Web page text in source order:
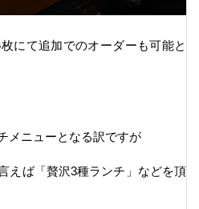
にて追加でのオーダーも可能と
メニューとなる訳ですが
えば「贅沢3種ランチ」などを頂